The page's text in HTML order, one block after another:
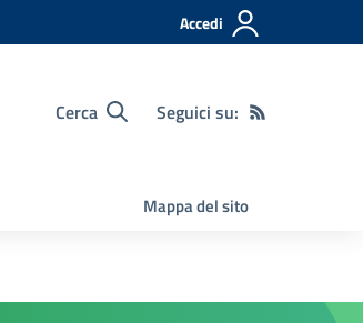
Accedi
Cerca Seguici su:
Mappa del sito